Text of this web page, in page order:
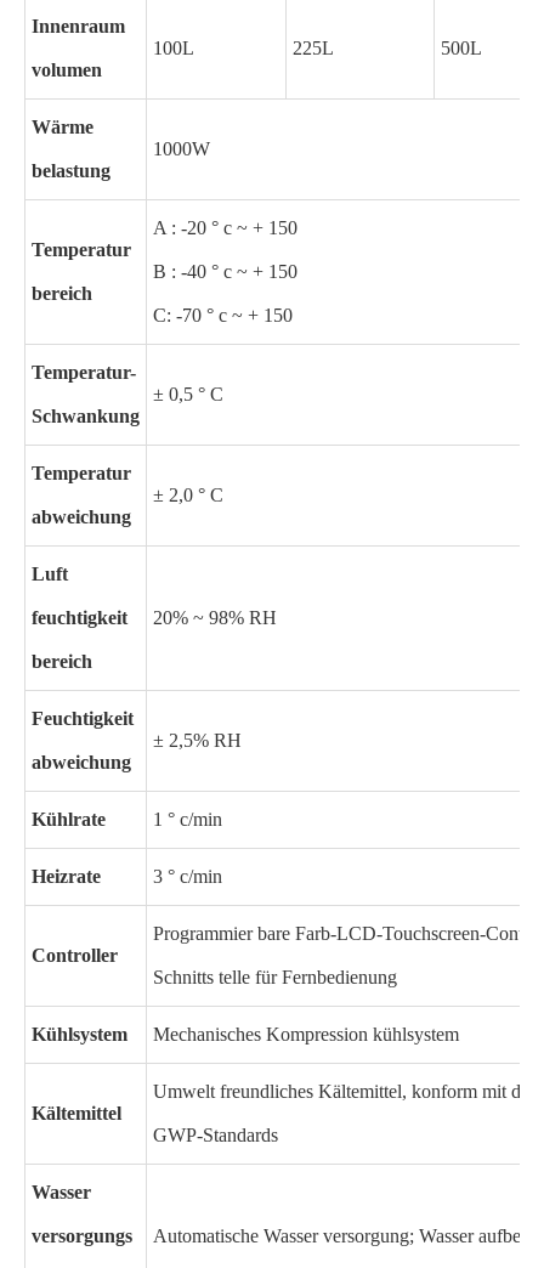
Innenraum
volumen
100L 225L 500L
Wärme
belastung
1000W
Temperatur
bereich
A : -20 ° c ~ + 150
B : -40 ° c ~ + 150
C: -70 ° c ~ + 150
Temperatur-
Schwankung
± 0,5 ° C
Temperatur
abweichung
± 2,0 ° C
Luft
feuchtigkeit
bereich
20% ~ 98% RH
Feuchtigkeit
abweichung
± 2,5% RH
Kühlrate 1 ° c/min
Heizrate 3 ° c/min
Controller
Programmier bare Farb-LCD-Touchscreen-
Schnitts telle für Fernbedienung
Kühlsystem Mechanisches Kompression kühlsystem
Kältemittel
Umwelt freundliches Kältemittel, konform mit den
GWP-Standards
Wasser
versorgungs Automatische Wasser versorgung; Wasser